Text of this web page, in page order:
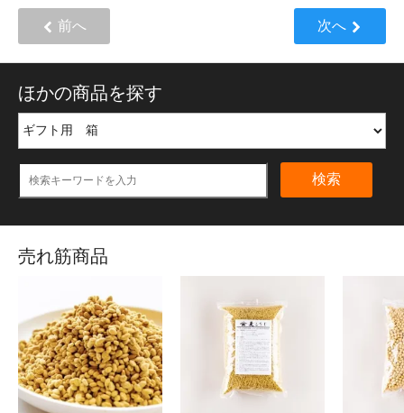
前へ 次へ
ほかの商品を探す
検索
売れ筋商品